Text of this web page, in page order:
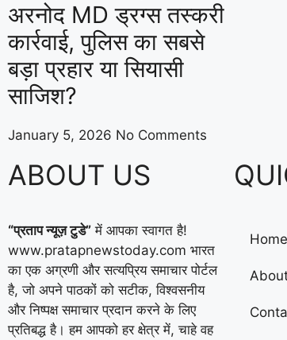
अरनोद MD ड्रग्स तस्करी
कार्रवाई, पुलिस का सबसे
बड़ा प्रहार या सियासी
साजिश?
January 5, 2026 No Comments
ABOUT US
“प्रताप न्यूज़ टुडे” में आपका स्वागत है!
www.pratapnewstoday.com भारत
का एक अग्रणी और सत्यप्रिय समाचार पोर्टल
है, जो अपने पाठकों को सटीक, विश्वसनीय
और निष्पक्ष समाचार प्रदान करने के लिए
प्रतिबद्ध है। हम आपको हर क्षेत्र में, चाहे वह
Home